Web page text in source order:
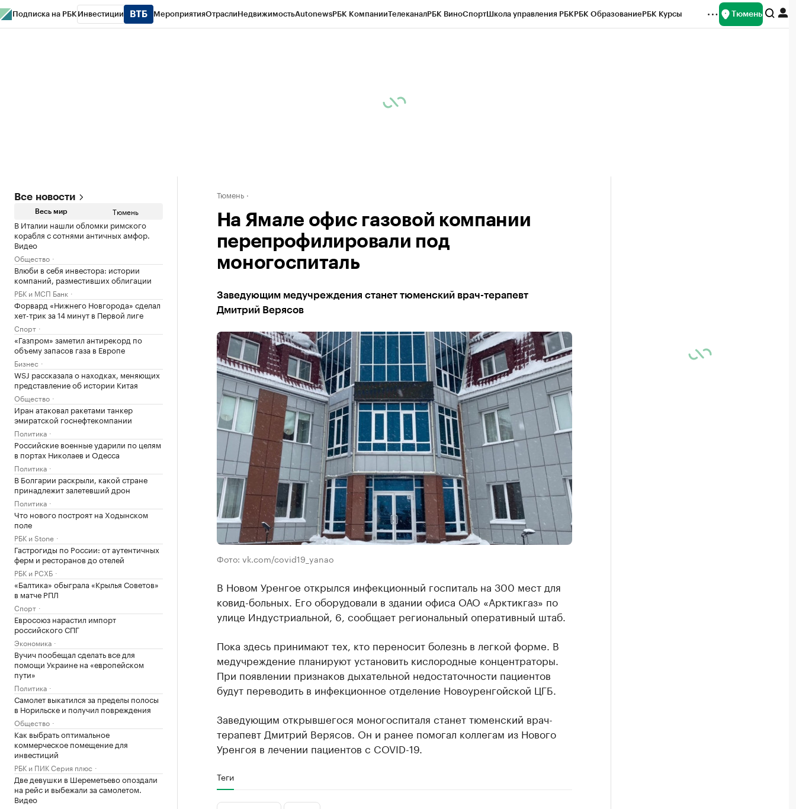
Подписка на РБК Инвестиции МероприятияОтраслиНедвижимостьAutonewsРБК КомпанииТелеканалРБК ВиноСпортШкола управления РБКРБК ОбразованиеРБК Курсы Тюмень
Все новости
Весь мир Тюмень
В Италии нашли обломки римского
корабля с сотнями античных амфор.
Видео
Общество
Влюби в себя инвестора: истории
компаний, разместивших облигации
РБК и МСП Банк
Форвард «Нижнего Новгорода» сделал
хет-трик за 14 минут в Первой лиге
Спорт
«Газпром» заметил антирекорд по
объему запасов газа в Европе
Бизнес
WSJ рассказала о находках, меняющих
представление об истории Китая
Общество
Иран атаковал ракетами танкер
эмиратской госнефтекомпании
Политика
Российские военные ударили по целям
в портах Николаев и Одесса
Политика
В Болгарии раскрыли, какой стране
принадлежит залетевший дрон
Политика
Что нового построят на Ходынском
поле
РБК и Stone
Гастрогиды по России: от аутентичных
ферм и ресторанов до отелей
РБК и РСХБ
«Балтика» обыграла «Крылья Советов»
в матче РПЛ
Спорт
Евросоюз нарастил импорт
российского СПГ
Экономика
Вучич пообещал сделать все для
помощи Украине на «европейском
пути»
Политика
Самолет выкатился за пределы полосы
в Норильске и получил повреждения
Общество
Как выбрать оптимальное
коммерческое помещение для
инвестиций
РБК и ПИК Серия плюс
Две девушки в Шереметьево опоздали
на рейс и выбежали за самолетом.
Видео
Тюмень
На Ямале офис газовой компании
перепрофилировали под
моногоспиталь
Заведующим медучреждения станет тюменский врач-терапевт
Дмитрий Верясов
Фото: vk.com/covid19_yanao
В Новом Уренгое открылся инфекционный госпиталь на 300 мест для
ковид-больных. Его оборудовали в здании офиса ОАО «Арктикгаз» по
улице Индустриальной, 6, сообщает региональный оперативный штаб.
Пока здесь принимают тех, кто переносит болезнь в легкой форме. В
медучреждение планируют установить кислородные концентраторы.
При появлении признаков дыхательной недостаточности пациентов
будут переводить в инфекционное отделение Новоуренгойской ЦГБ.
Заведующим открывшегося моногоспиталя станет тюменский врач-
терапевт Дмитрий Верясов. Он и ранее помогал коллегам из Нового
Уренгоя в лечении пациентов с COVID-19.
Теги